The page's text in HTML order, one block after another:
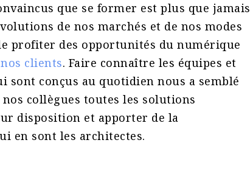
que se former est plus que jamais
de nos marchés et de nos modes
profiter des opportunités du numérique
clients. Faire connaître les équipes et
sont conçus au quotidien nous a semblé
collègues toutes les solutions
disposition et apporter de la
en sont les architectes.